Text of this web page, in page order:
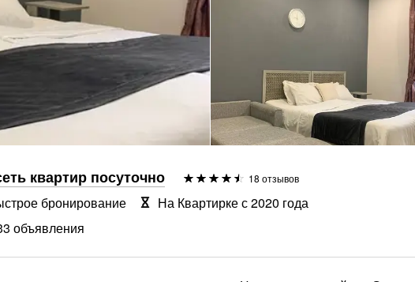
квартир посуточно 18 отзывов
объявления
бронирование На Квартирке с 2020 года